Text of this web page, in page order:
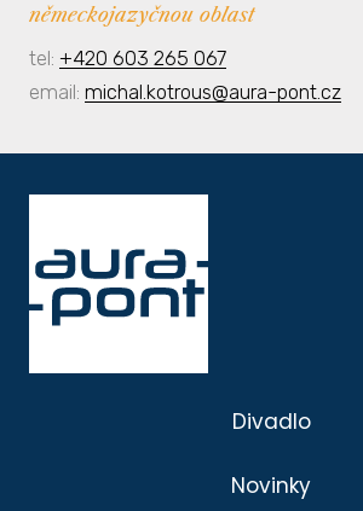
německojazyčnou oblast
tel: +420 603 265 067
email: michal.kotrous@aura-pont.cz
Divadlo
Novinky